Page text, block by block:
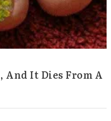
And It Dies From A